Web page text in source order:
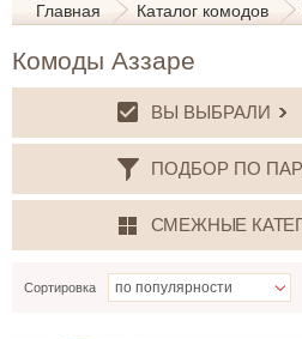
Главная Каталог комодов
Комоды Аззаре
ВЫ ВЫБРАЛИ
ПОДБОР ПО
СМЕЖНЫЕ
Сортировка